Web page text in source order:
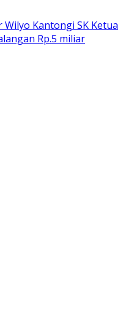
Wilyo Kantongi SK Ketua
Rp.5 miliar